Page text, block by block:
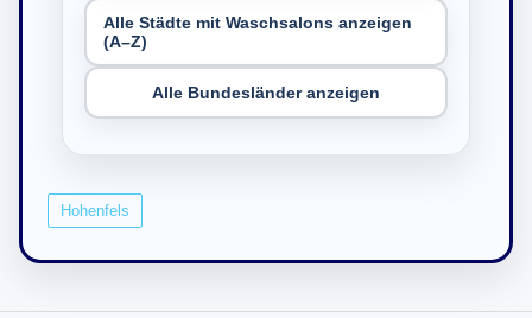
Alle Städte mit Waschsalons anzeigen
(A–Z)
Alle Bundesländer anzeigen
Hohenfels